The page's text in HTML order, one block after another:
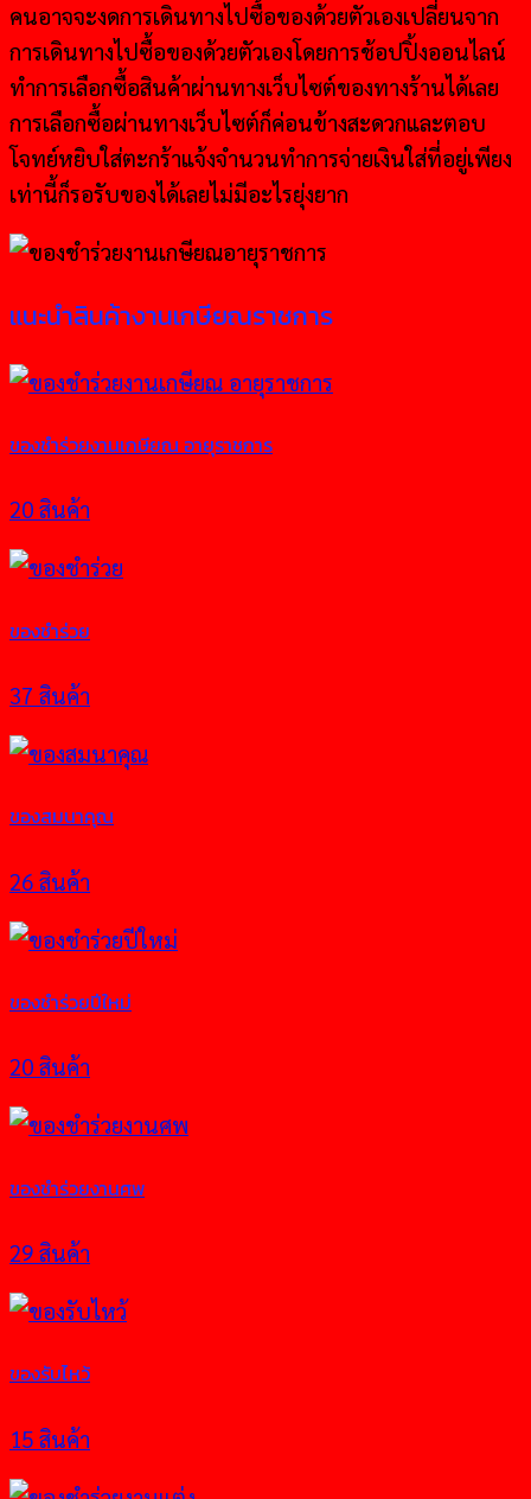
คนอาจจะงดการเดินทางไปซื้อของด้วยตัวเองเปลี่ยนจาก
การเดินทางไปซื้อของด้วยตัวเองโดยการช้อปปิ้งออนไลน์
ทำการเลือกซื้อสินค้าผ่านทางเว็บไซต์ของทางร้านได้เลย
การเลือกซื้อผ่านทางเว็บไซต์ก็ค่อนข้างสะดวกและตอบ
โจทย์หยิบใส่ตะกร้าแจ้งจำนวนทำการจ่ายเงินใส่ที่อยู่เพียง
เท่านี้ก็รอรับของได้เลยไม่มีอะไรยุ่งยาก
แนะนำสินค้างานเกษียณราชการ
ของชำร่วยงานเกษียณ อายุราชการ
20 สินค้า
ของชำร่วย
37 สินค้า
ของสมนาคุณ
26 สินค้า
ของชำร่วยปีใหม่
20 สินค้า
ของชำร่วยงานศพ
29 สินค้า
ของรับไหว้
15 สินค้า